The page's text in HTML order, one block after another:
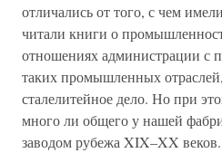
отличались от того, с чем
читали книги о
отношениях администрации с
таких промышленных
сталелитейное дело. Но при
много ли общего у нашей
заводом рубежа XIX–XX